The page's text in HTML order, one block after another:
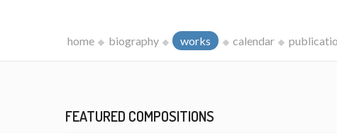
home biography works calendar
FEATURED COMPOSITIONS